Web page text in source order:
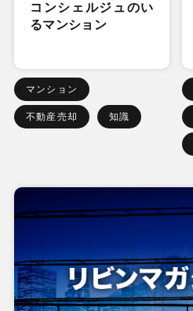
コンシェルジュのい
るマンション
マンション
不動産売却 知識